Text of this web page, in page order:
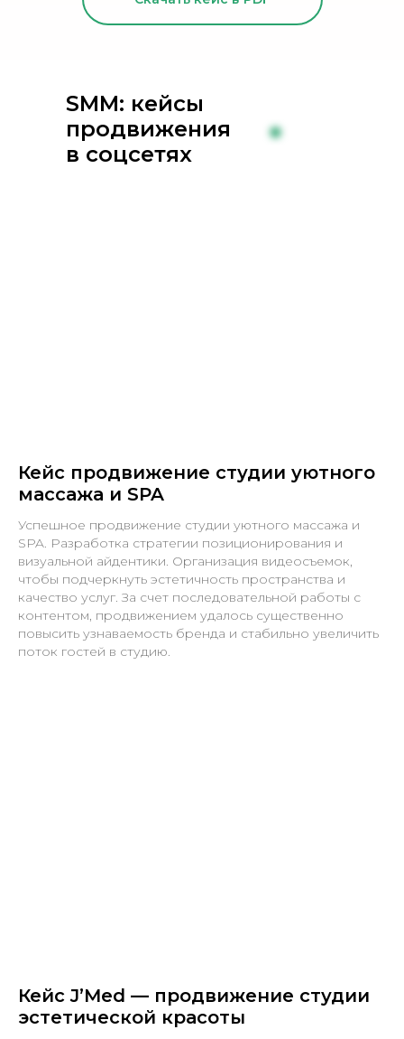
SMM: кейсы
продвижения
в соцсетях
Кейс продвижение студии уютного
массажа и SPA
Успешное продвижение студии уютного массажа и
SPA. Разработка стратегии позиционирования и
визуальной айдентики. Организация видеосъемок,
чтобы подчеркнуть эстетичность пространства и
качество услуг. За счет последовательной работы с
контентом, продвижением удалось существенно
повысить узнаваемость бренда и стабильно увеличить
поток гостей в студию.
Кейс J’Med — продвижение студии
эстетической красоты